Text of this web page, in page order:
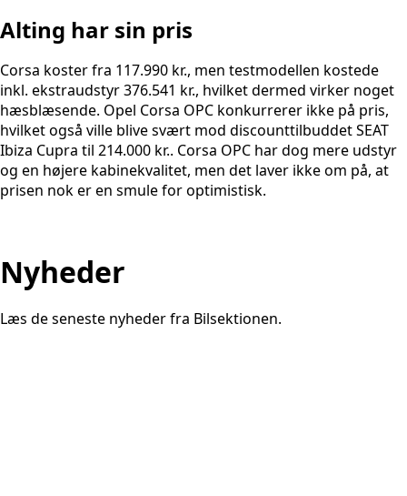
Alting har sin pris
Corsa koster fra 117.990 kr., men testmodellen kostede
inkl. ekstraudstyr 376.541 kr., hvilket dermed virker noget
hæsblæsende. Opel Corsa OPC konkurrerer ikke på pris,
hvilket også ville blive svært mod discounttilbuddet SEAT
Ibiza Cupra til 214.000 kr.. Corsa OPC har dog mere udstyr
og en højere kabinekvalitet, men det laver ikke om på, at
prisen nok er en smule for optimistisk.
Nyheder
Læs de seneste nyheder fra Bilsektionen.